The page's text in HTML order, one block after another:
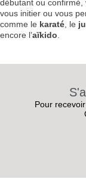
débutant ou
vous initier ou vous
comme le karaté , le
encore l’aïkido
Pour